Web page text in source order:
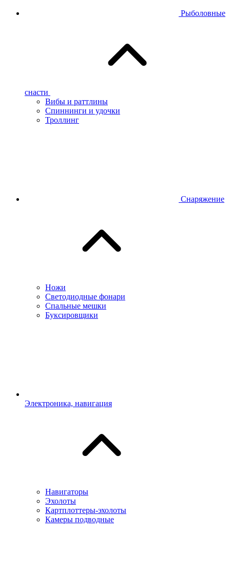
Рыболовные
снасти
Вибы и раттлины
Спиннинги и удочки
Троллинг
Снаряжение
Ножи
Светодиодные фонари
Спальные мешки
Буксировщики
Электроника, навигация
Навигаторы
Эхолоты
Картплоттеры-эхолоты
Камеры подводные